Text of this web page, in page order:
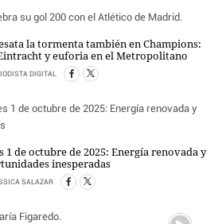
la tormenta también en Champions:
y euforia en el Metropolitano
DIGITAL
de octubre de 2025: Energía renovada y
inesperadas
SALAZAR